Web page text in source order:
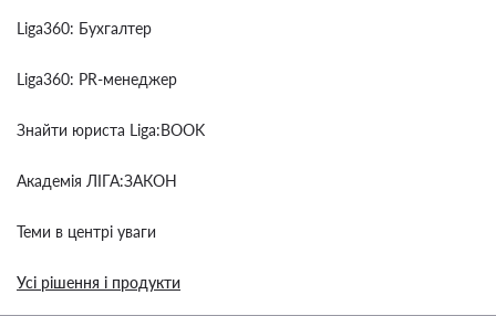
Liga360: Бухгалтер
Liga360: PR-менеджер
Знайти юриста Liga:BOOK
Академія ЛІГА:ЗАКОН
Теми в центрі уваги
Усі рішення і продукти